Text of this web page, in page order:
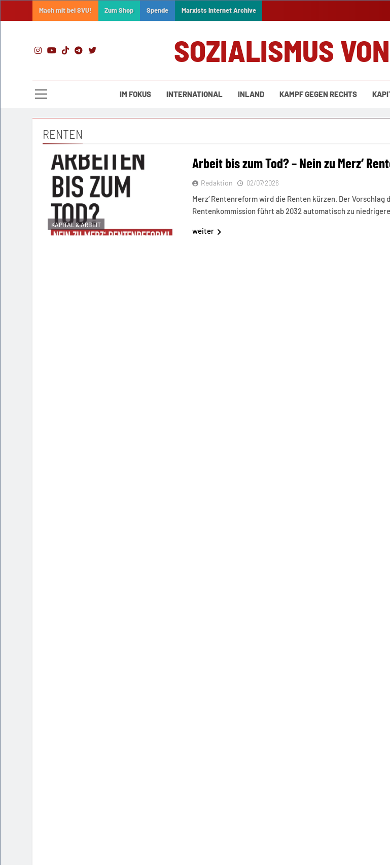
Mach mit bei SVU! Zum Shop Spende Marxists Internet Archive
SOZIALISMUS
IM FOKUS INTERNATIONAL INLAND KAMPF GEGEN RECHTS
RENTEN
KAPITAL & ARBEIT
Arbeit bis zum Tod? – Nein zu Merz‘
Redaktion 02/07/2026
Merz‘ Rentenreform wird die Renten kürzen. Der Vorschlag
Rentenkommission führt ab 2032 automatisch zu
weiter